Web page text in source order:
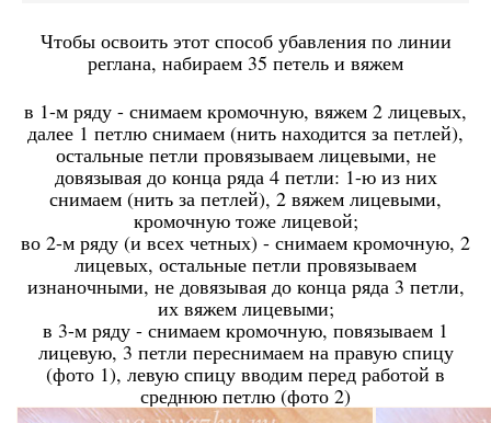
Чтобы освоить этот способ убавления по линии
реглана, набираем 35 петель и вяжем
в 1-м ряду - снимаем кромочную, вяжем 2 лицевых,
далее 1 петлю снимаем (нить находится за петлей),
остальные петли провязываем лицевыми, не
довязывая до конца ряда 4 петли: 1-ю из них
снимаем (нить за петлей), 2 вяжем лицевыми,
кромочную тоже лицевой;
во 2-м ряду (и всех четных) - снимаем кромочную, 2
лицевых, остальные петли провязываем
изнаночными, не довязывая до конца ряда 3 петли,
их вяжем лицевыми;
в 3-м ряду - снимаем кромочную, повязываем 1
лицевую, 3 петли переснимаем на правую спицу
(фото 1), левую спицу вводим перед работой в
среднюю петлю (фото 2)